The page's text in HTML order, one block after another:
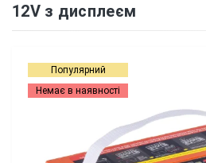
12V з дисплеєм
Популярний
Немає в наявності